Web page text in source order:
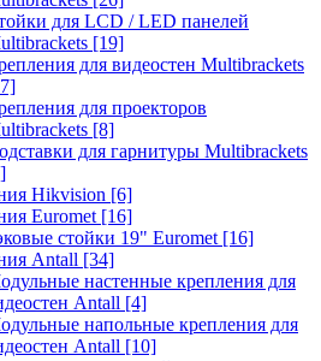
для LCD / LED панелей
[19]
для видеостен Multibrackets
для проекторов
[8]
для гарнитуры Multibrackets
Hikvision [6]
Euromet [16]
стойки 19" Euromet [16]
Antall [34]
настенные крепления для
Antall [4]
напольные крепления для
Antall [10]